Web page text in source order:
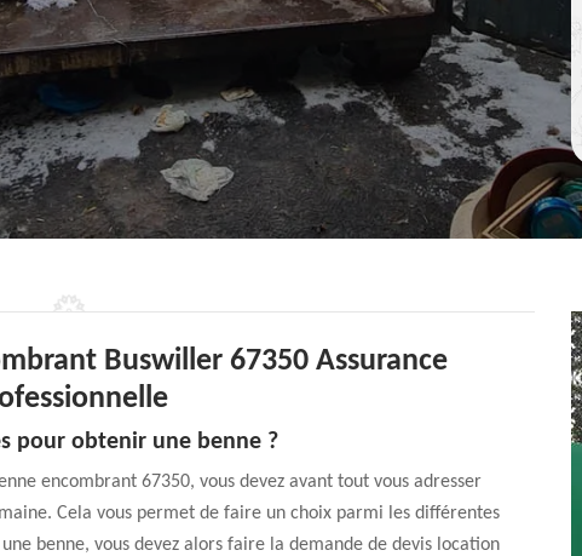
Buswiller 67350 Assurance
pour obtenir une benne ?
encombrant 67350, vous devez avant tout vous adresser
Cela vous permet de faire un choix parmi les différentes
benne, vous devez alors faire la demande de devis location